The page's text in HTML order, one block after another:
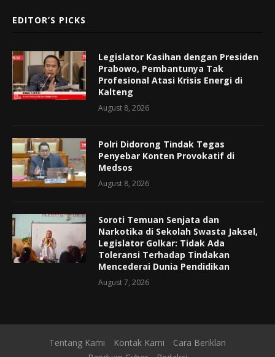
EDITOR’S PICKS
Legislator Kasihan dengan Presiden
Prabowo, Pembantunya Tak
Profesional Atasi Krisis Energi di
Kalteng
August 8, 2026
Polri Didorong Tindak Tegas
Penyebar Konten Provokatif di
Medsos
August 8, 2026
Soroti Temuan Senjata dan
Narkotika di Sekolah Swasta Jaksel,
Legislator Golkar: Tidak Ada
Toleransi Terhadap Tindakan
Mencederai Dunia Pendidikan
August 7, 2026
Tentang Kami Kontak Kami
Cara Beriklan